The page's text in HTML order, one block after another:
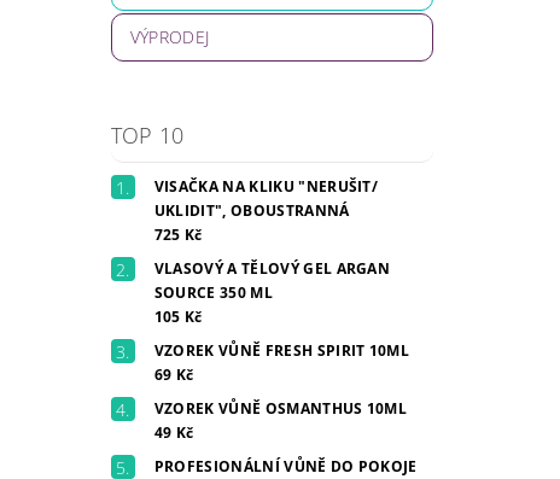
VÝPRODEJ
TOP 10
VISAČKA NA KLIKU "NERUŠIT/
UKLIDIT", OBOUSTRANNÁ
725 Kč
VLASOVÝ A TĚLOVÝ GEL ARGAN
SOURCE 350 ML
105 Kč
VZOREK VŮNĚ FRESH SPIRIT 10ML
69 Kč
VZOREK VŮNĚ OSMANTHUS 10ML
49 Kč
PROFESIONÁLNÍ VŮNĚ DO POKOJE